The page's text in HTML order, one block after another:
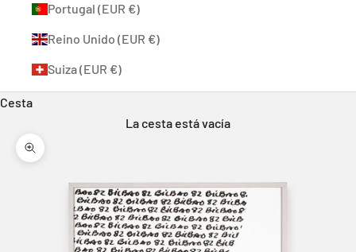
Portugal (EUR €)
Reino Unido (EUR €)
Suiza (EUR €)
Cesta
La cesta está vacía
Zoom